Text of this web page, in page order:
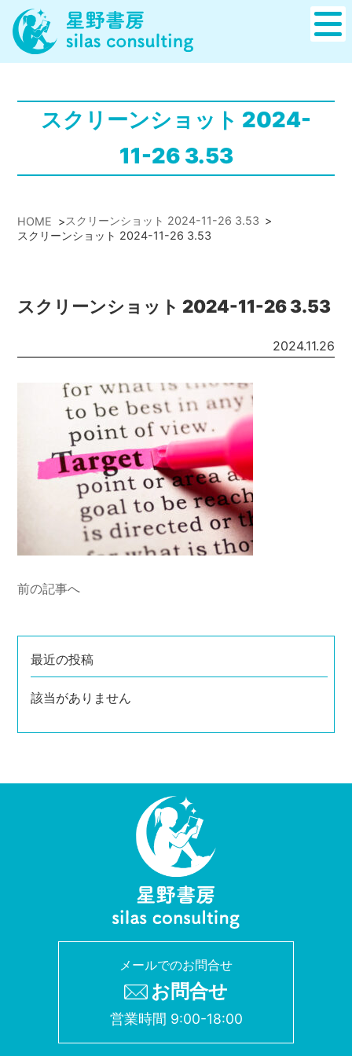
スクリーンショット 2024-
11-26 3.53
HOME >スクリーンショット 2024-11-26 3.53 >
スクリーンショット 2024-11-26 3.53
スクリーンショット 2024-11-26 3.53
2024.11.26
前の記事へ
最近の投稿
該当がありません
メールでのお問合せ
お問合せ
営業時間 9:00-18:00